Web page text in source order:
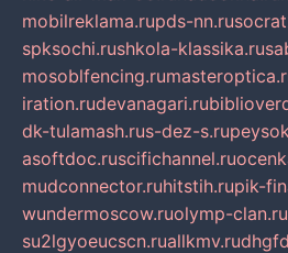
mobilreklama.rupds-nn.ru
spksochi.rushkola-klassika.ru
mosoblfencing.ru
iration.rudevanagari.ru
dk-tulamash.rus-dez-s.ru
asoftdoc.ruscifichannel.ru
mudconnector.ruhitstih.rupik-
wundermoscow.ruolymp-clan.ru
su2lgyoeucscn.ruallkmv.ru